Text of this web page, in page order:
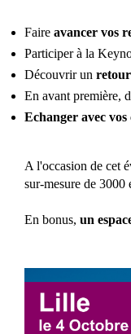
Faire avancer vos
Participer à la
Découvrir un
En avant première,
Echanger avec
A l'occasion de cet
sur-mesure de 3000
En bonus, un